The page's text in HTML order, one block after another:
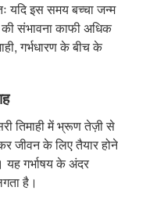
यदि इस समय बच्चा जन्म
संभावना काफी अधिक
गर्भधारण के बीच के
तिमाही में भ्रूण तेज़ी से
जीवन के लिए तैयार होने
गर्भाषय के अंदर
है।